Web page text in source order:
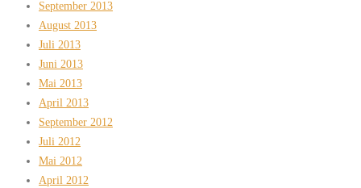
September 2013
August 2013
Juli 2013
Juni 2013
Mai 2013
April 2013
September 2012
Juli 2012
Mai 2012
April 2012